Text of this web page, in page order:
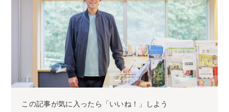
この記事が気に入ったら「いいね！」しよう